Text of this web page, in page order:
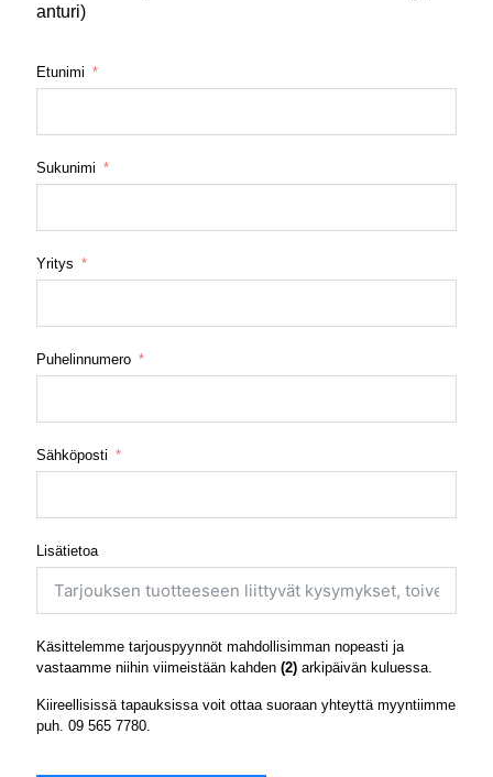
anturi)
Etunimi
Sukunimi
Yritys
Puhelinnumero
Sähköposti
Lisätietoa
Käsittelemme tarjouspyynnöt mahdollisimman nopeasti ja
vastaamme niihin viimeistään kahden (2) arkipäivän kuluessa.
Kiireellisissä tapauksissa voit ottaa suoraan yhteyttä myyntiimme
puh. 09 565 7780